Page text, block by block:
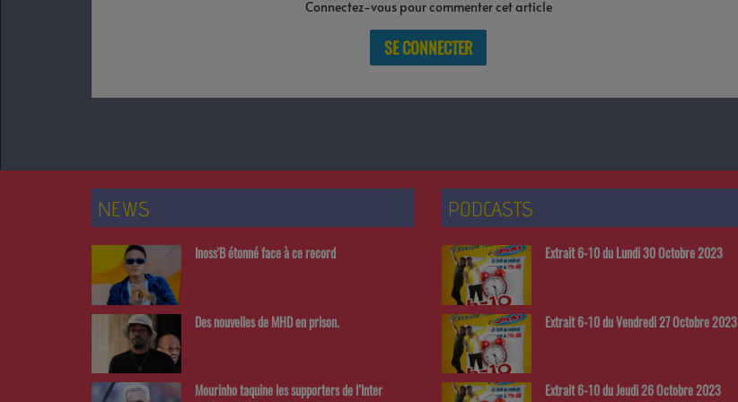
Connectez-vous pour commenter cet article
SE CONNECTER
NEWS
Inoss'B étonné face à ce record
Des nouvelles de MHD en prison.
Mourinho taquine les supporters de l’Inter
PODCASTS
Extrait 6-10 du Lundi 30 Octobre 2023
Extrait 6-10 du Vendredi 27 Octobre 2023
Extrait 6-10 du Jeudi 26 Octobre 2023